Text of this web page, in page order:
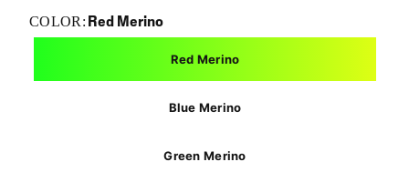
COLOR: Red Merino
Red Merino
Blue Merino
Green Merino